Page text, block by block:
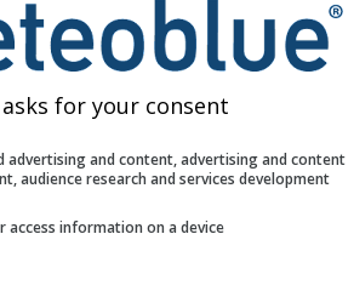
забруднювачів повітря.
міськими районами. Озон може:
вдиху
та хронічний бронхіт
asks for your consent
advertising and content, advertising and content
audience research and services development
access information on a device